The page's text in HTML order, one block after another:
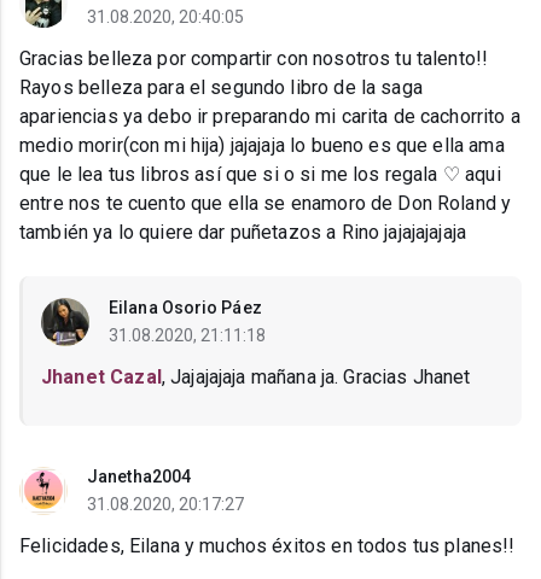
31.08.2020, 20:40:05
Gracias belleza por compartir con nosotros tu talento!!
Rayos belleza para el segundo libro de la saga
apariencias ya debo ir preparando mi carita de cachorrito a
medio morir(con mi hija) jajajaja lo bueno es que ella ama
que le lea tus libros así que si o si me los regala ♡ aqui
entre nos te cuento que ella se enamoro de Don Roland y
también ya lo quiere dar puñetazos a Rino jajajajajaja
Eilana Osorio Páez
31.08.2020, 21:11:18
Jhanet Cazal, Jajajajaja mañana ja. Gracias Jhanet
Janetha2004
31.08.2020, 20:17:27
Felicidades, Eilana y muchos éxitos en todos tus planes!!